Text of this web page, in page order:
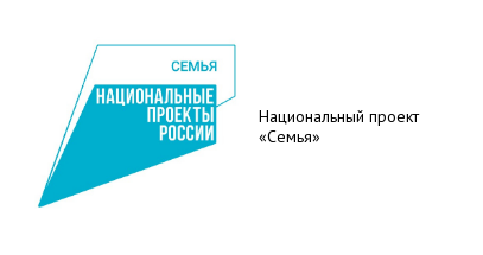
Национальный проект
«Семья»